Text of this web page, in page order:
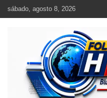
sábado, agosto 8, 2026